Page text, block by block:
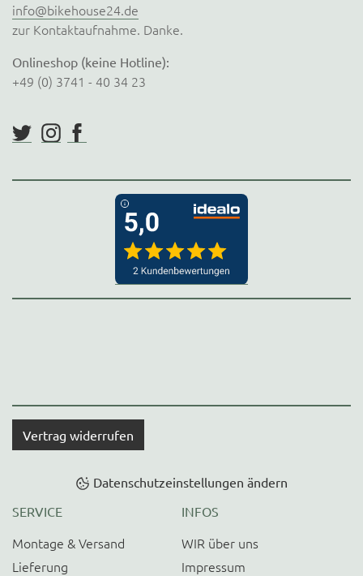
info@bikehouse24.de
zur Kontaktaufnahme. Danke.
Onlineshop (keine Hotline):
+49 (0) 3741 - 40 34 23
Vertrag widerrufen
Datenschutzeinstellungen ändern
SERVICE
Montage & Versand
Lieferung
INFOS
WIR über uns
Impressum